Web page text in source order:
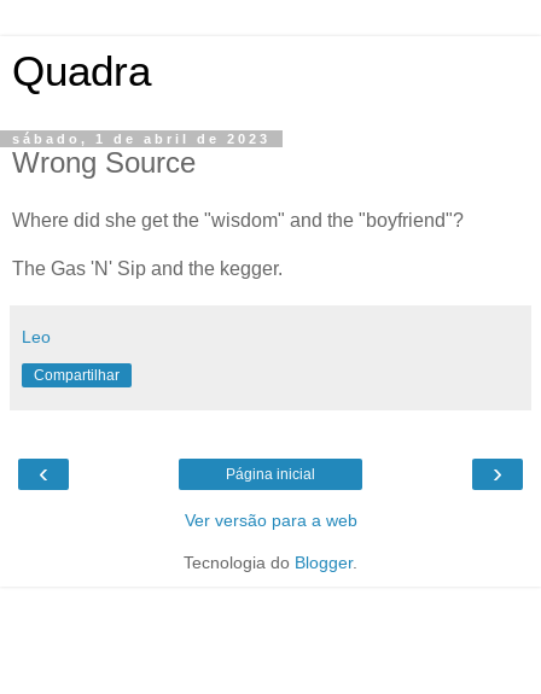
Quadra
sábado, 1 de abril de 2023
Wrong Source
Where did she get the "wisdom" and the "boyfriend"?
The Gas 'N' Sip and the kegger.
Leo
Compartilhar
‹ ›
Página inicial
Ver versão para a web
Tecnologia do Blogger.